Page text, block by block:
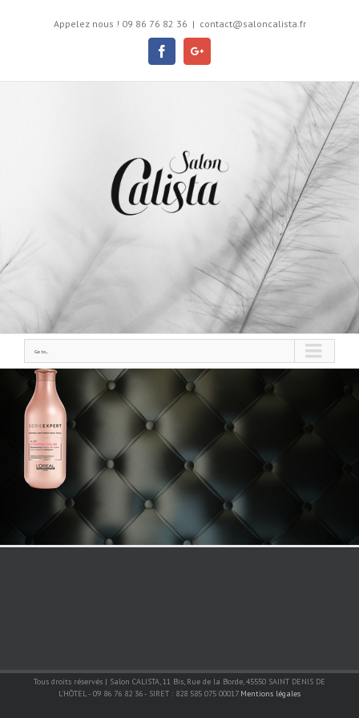
Appelez nous ! 09 86 76 82 36 | contact@saloncalista.fr
FacebookGoogle+
Go to...
Tous droits réservés | Salon CALISTA, 11 Bis, Rue de la Borde, 45550 SAINT DENIS DE
L'HÔTEL - 09 86 76 82 36 - SIRET : 828 585 075 00017 Mentions légales